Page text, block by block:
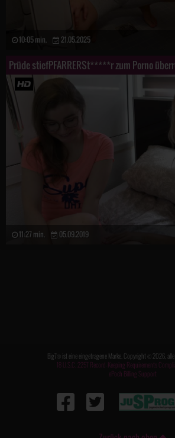
10:05 min. 21.05.2025
11:27 min. 05.09.2019
Big7® ist eine eingetragene Marke. Copyright © 2026,
18 U.S.C. 2257 Record-Keeping Requirements
ePoch Billing Support